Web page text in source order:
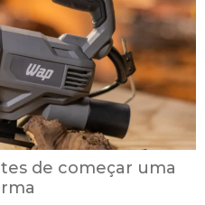
de começar uma